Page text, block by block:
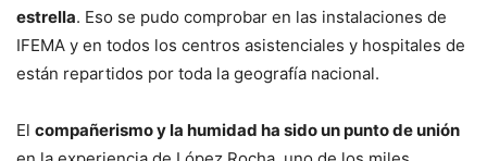
estrella. Eso se pudo comprobar en las instalaciones de
IFEMA y en todos los centros asistenciales y hospitales de
están repartidos por toda la geografía nacional.
El compañerismo y la humidad ha sido un punto de unión